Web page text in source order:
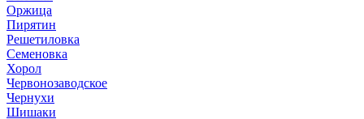
Оржица
Пирятин
Решетиловка
Семеновка
Хорол
Червонозаводское
Чернухи
Шишаки